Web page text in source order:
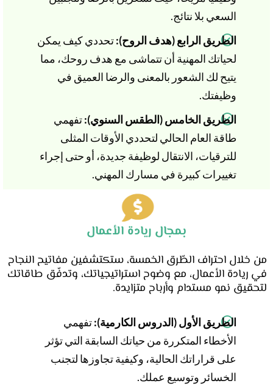
السعي بلا نتائج.
الطريق الرابع (هدف الروح):تحددي كيف يمكن
لحياتك المهنية أن تتماشى مع هدف روحك، مما
يتيح لك الشعور بالمعنى والرضا العميق في
وظيفتك.
الطريق الخامس (الطقس السنوي):تفهمي
طاقة العام الحالي لتحددي الأوقات المثلى
للترقيات، الانتقال لوظيفة جديدة، أو حتى إجراء
تغييرات كبيرة في مسارك المهني.
بمجال ريادة الأعمال
من خلال احتراف الطّرق الخمسة، ستكتشفين مفاتيح النجاح
في ريادة الأعمال، مع وضوح استراتيجياتك، وتدفّق طاقاتك
لتحقيق نمو مستدام وأرباح متزايدة.
الطريق الأول (الدروس الكارمية):تفهمي
الأخطاء المتكررة من حياتك السابقة التي تؤثر
على قراراتك الحالية، وكيفية تجاوزها لتجنب
الخسائر وتوسيع عملك.